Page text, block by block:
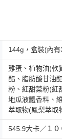
144g，盒裝(內
雞蛋、植物油(軟
酯、脂肪酸甘油
粉、紅甜菜粉(紅
地瓜液體香料、
萃取物(鳳梨萃取
545.9大卡／１０